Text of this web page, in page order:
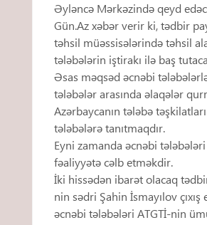
Əyləncə Mərkəzində qeyd
Gün.Az xəbər verir ki, tədbir
təhsil müəssisələrində təhsil
tələbələrin iştirakı ilə baş
Əsas məqsəd əcnəbi
tələbələr arasında əlaqələr
Azərbaycanın tələbə
tələbələrə tanıtmaqdır.
Eyni zamanda əcnəbi
fəaliyyətə cəlb etməkdir.
İki hissədən ibarət olacaq
nin sədri Şahin İsmayılov çıxış
əcnəbi tələbələri ATGTİ-nin